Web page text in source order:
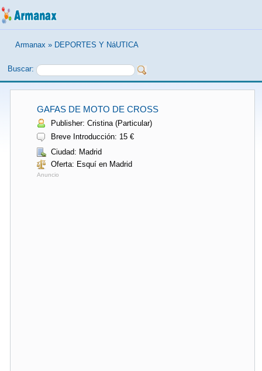
Armanax » DEPORTES Y NáUTICA
Buscar:
GAFAS DE MOTO DE CROSS
Publisher: Cristina (Particular)
Breve Introducción: 15 €
Ciudad: Madrid
Oferta: Esquí en Madrid
Anuncio